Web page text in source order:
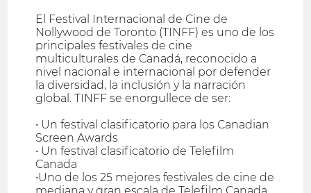
El Festival Internacional de Cine de
Nollywood de Toronto (TINFF) es uno de los
principales festivales de cine
multiculturales de Canadá, reconocido a
nivel nacional e internacional por defender
la diversidad, la inclusión y la narración
global. TINFF se enorgullece de ser:
• Un festival clasificatorio para los Canadian
Screen Awards
• Un festival clasificatorio de Telefilm
Canada
•Uno de los 25 mejores festivales de cine de